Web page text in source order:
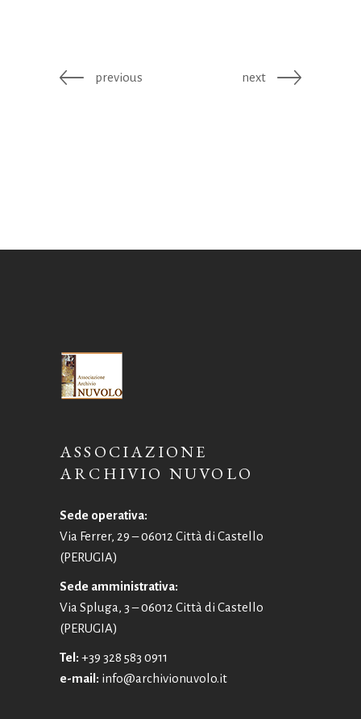
previous next
ASSOCIAZIONE
ARCHIVIO NUVOLO
Sede operativa:
Via Ferrer, 29 – 06012 Città di Castello
(PERUGIA)
Sede amministrativa:
Via Spluga, 3 – 06012 Città di Castello
(PERUGIA)
Tel: +39 328 583 0911
e-mail: info@archivionuvolo.it